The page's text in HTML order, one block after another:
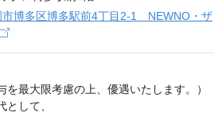
博多区博多駅前4丁目2-1 NEWNO・ザ
を最大限考慮の上、優遇いたします。）
して、